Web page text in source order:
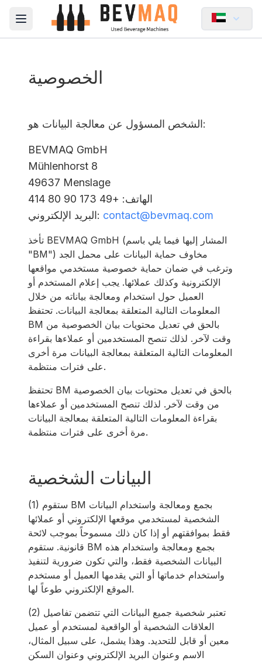
Open main menu
الخصوصية
الشخص المسؤول عن معالجة البيانات هو:
BEVMAQ GmbH
Mühlenhorst 8
49637 Menslage
الهاتف: +49 173 90 80 414
البريد الإلكتروني: contact@bevmaq.com
تأخذ BEVMAQ GmbH (المشار إليها فيما يلي باسم
"BM") مخاوف حماية البيانات على محمل الجد
وترغب في ضمان حماية خصوصية مستخدمي مواقعها
الإلكترونية وكذلك عملائها. يجب إعلام المستخدم أو
العميل حول استخدام ومعالجة بياناته من خلال
المعلومات التالية المتعلقة بمعالجة البيانات. تحتفظ
BM بالحق في تعديل محتويات بيان الخصوصية من
وقت لآخر. لذلك تنصح المستخدمين أو عملاءها بقراءة
المعلومات التالية المتعلقة بمعالجة البيانات مرة أخرى
على فترات منتظمة.
تحتفظ BM بالحق في تعديل محتويات بيان الخصوصية
من وقت لآخر. لذلك تنصح المستخدمين أو عملاءها
بقراءة المعلومات التالية المتعلقة بمعالجة البيانات
مرة أخرى على فترات منتظمة.
البيانات الشخصية
(1) ستقوم BM بجمع ومعالجة واستخدام البيانات
الشخصية لمستخدمي موقعها الإلكتروني أو عملائها
فقط بموافقتهم أو إذا كان ذلك مسموحاً بموجب لائحة
قانونية. ستقوم BM بجمع ومعالجة واستخدام هذه
البيانات الشخصية فقط، والتي تكون ضرورية لتنفيذ
واستخدام خدماتها أو التي يقدمها العميل أو مستخدم
الموقع الإلكتروني طوعاً لها.
(2) تعتبر شخصية جميع البيانات التي تتضمن تفاصيل
العلاقات الشخصية أو الواقعية لمستخدم أو عميل
معين أو قابل للتحديد. وهذا يشمل، على سبيل المثال،
الاسم وعنوان البريد الإلكتروني وعنوان السكن